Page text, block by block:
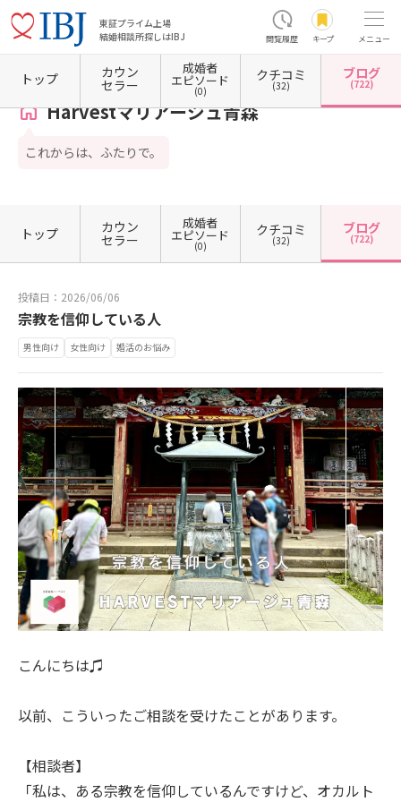
東証プライム上場
結婚相談所探しはIBJ
閲覧履歴 キープ メニュー
ホーム 青森県の結婚相談所 青森県青森市 Harvestマリアージュ青森 カウンセラーブ
Harvestマリアージュ青森
これからは、ふたりで。
トップ カウン
セラー
成婚者
エピソード
(0)
クチコミ
(32)
ブログ
(722)
トップ カウン
セラー
成婚者
エピソード
(0)
クチコミ
(32)
ブログ
(722)
投稿日：2026/06/06
宗教を信仰している人
男性向け 女性向け 婚活のお悩み
こんにちは♫
以前、こういったご相談を受けたことがあります。
【相談者】
「私は、ある宗教を信仰しているんですけど、オカルト